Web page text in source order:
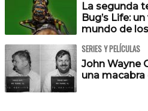
La segunda
Bug’s Life:
mundo de
SERIES Y PELÍCULAS
John Wayne
una